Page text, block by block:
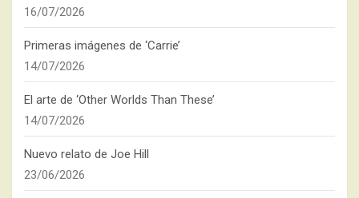
16/07/2026
Primeras imágenes de ‘Carrie’
14/07/2026
El arte de ‘Other Worlds Than These’
14/07/2026
Nuevo relato de Joe Hill
23/06/2026